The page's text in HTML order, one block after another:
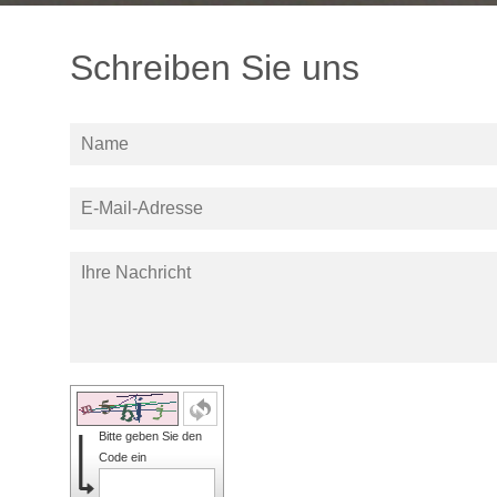
Schreiben Sie uns
Bitte geben Sie den
Code ein